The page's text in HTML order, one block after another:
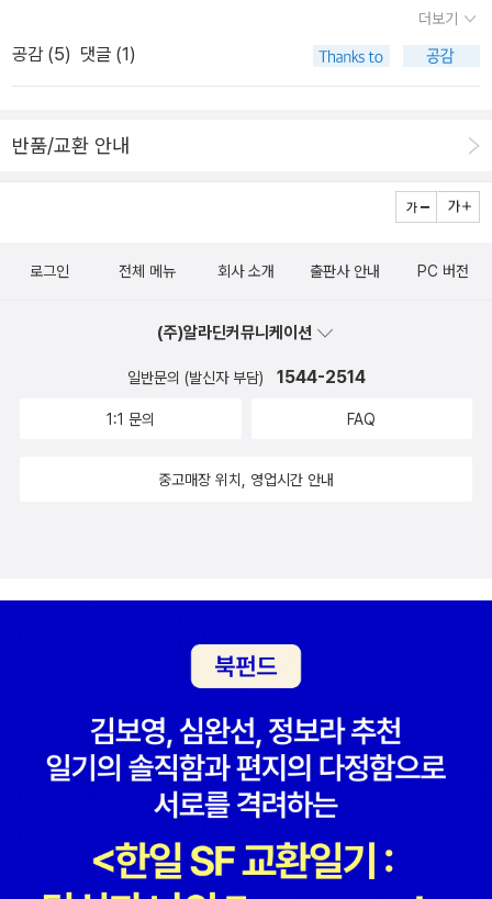
다시금 생각을 가다듬는 표정, 약간 자존심도 상한 듯. '내 생각에는
수박껍데기가 맞는 것 같은데?' * '오늘 동화 특강은 뭐야?''파블로
야.''걔는 뭔데?''파블로는 돼지야, 수퇘(돼)지.''여기 친구 베라도 있다
(돼)지도 아니고, 그냥 사람이야.''그럼 둘이 뭐해?''어, 어, 그건 동화
나 초등학교 1학년 때 처음 받았던 생활통지표(그때는 성적표가 아니
었다. 통지표였다)에 담임 선생님은 나의 뭘 보고 그런 평가를 내리셨
는지 모르겠는데, 내가 책 읽기를 싫어하는 것 같다고 쓰셨다. 솔직히
니는 또 뭐가 좋다고 읽으면서 깔깔대고 웃는 것인지 알 수가 없었다.
니 점수로 치자면 빵점을 맞은 거나 다름없으니 그것과 연관 짓다 보
파하며 격려해줘도 부족할 판에 생판 남도 아니고 뭐 하자는 건지 모
솔직히 그 무렵이 70년 대 초였고, TV가 흔한 시절이 아니었는데 그
읽었던 것이다.[1] 그러면서 내 통지표에 담임 선생님이 그런 평가 좀
게 도움이 되질 않는다고 생각했다. 사실 나 역시도 생애 첫 통지
리요 법인데 의문을 품었다간 오히려 반항하는 것처럼 보일 테니 그
럴 수도 없었다. 하지만 오랜 시간 나 자신을 두고 봤을 때 선생님 말
럼 빨리 읽지를 못하는 것이다. 아주 천천히 읽는 편인데 그것을 선생
님은 내가 책을 읽기를 싫어한다고 본 것 같았다. 책을 천천히 읽는 것
과 책을 싫어하는 것과는 다른 것인데 그때 선생님은 나를 좀 더 인내
하고 지켜봐 줄 수는 없었던 것일까? 아무튼 그런 담임 선생님의 평
가도 있었고, 언니의 조롱을 받고 나니 확실히 이 부분에서 은연중 열
등감을 느꼈던 것도 사실이다. 하지만 내가 지금 말할 수 있는 건 언니
의 문화 유산 답사기를 선물 받았다. 이로써 우리집에는 어른용 나의
문화 유산 답사기와 어린이를 위한 만화 나의 문화 유산 답사기를 모
하니 도착했다. 자음과 모음에서 보낸 것인데 내가 주문하지도 않았
뭐꼬? 했는데, 바로 이날 저녁 뒤늦게 당첨자가 발표됐다. 이벤트 응
모 사실도 모르다가 갑자기 닥쳐온 행운! 뭐 내 취향의 책은 아니었지
만 어쨌든 기분은 좋았다.^^ 5. 사실 이 무렵에 내가 가장 공을 들였던
데, 완간을 기념하며 알라딘에서 이벤트가 있었다. 기존에 썼던 리뷰
사였다. 나는 이전에 이 책에 대한 리뷰를 모두 썼다. 절반 이상은 포
토리뷰와 일반 리뷰로 나눠서 두개씩 써놓기도 했었다. 워낙 아끼고
다. 한달 정도 진행을 했는데 그 한달 사이 응모자가 나 하나였다. 주
다. 근데 달랑 3만원 받았다. 비룡소처럼 응모자가 하나였어도 약속
하면 주는 저 케이스! 나는 책이 나올 때마다 따로 구입해서 세트로 책
을 다시 살 일이 없었다. 당시 홈페이지에서 몇 가지 이벤트를 했는데
응모를 했고 선물로 저 상자를 받았다. 요렇게 생겼다!포장 상자마저
도 책 제목이 박혀 왔다. 상자가 아까워서 버리지도 못하고 베란다에
일단 모셔놓았다. ㅎㅎㅎ요리 생긴 상자다. 포스터도 같이 왔다.20권
의 마지막 장면이다. 역대 조선 왕들을 재위 순으로 죽 나열해 놓았
다. 뒷면은 왕실 가계도다. 양쪽 다 보고 싶으니 코팅해서 유리창에 붙
번역의 수작으로 '잘못 떨어진 먹물 한 방울-운영전'을 모델삼아 예스
러운 분위기도 살려 보려 하긴 했는데...차라리 완전히 현대적인 느낌
으로 경쾌하게 전달했었으면 어떨까 하는 생각도 든다. 약간 건조한
있으리라. 여기서는 세라라는 익숙한 이름대신 '사라'를 선택했다. 그
리고 사라에 대한 해석도 이전의 신데렐라형이라기 보다는 자기 스스
로 운명을 개척하려는 의지가 강한 인물로 해석했다. 그리고 강한 자
장해가는 과정이 드러나는 것이 매우 중요하다고 생각했다. 어려움에
인간의 자긍심과 문학의 예술적 기능을 모두 생각해보게 하는 부분이
었다. 사라는 문제가 없는 완벽한 아이가 아니었다. 그리고 항상 착한
니었다. 지극히 평범한 아이가 완전히 동떨어진 곳에서 자신을 지켜
공항에 내려선 성악가 조수미가 `어떤 고난이 닥쳐도 꿋꿋이 이겨내
위기를 살리기 위해 애를 썼는데....모두 독자가 판단할 몫이다. 앤서
니 브라운의 책은 얼마전에 작업한 작품.'걱정많은 빌리' 정도가 원제
이렇게 걱정이 많은 아이가 있다면 빌리가 사용한 방법을 배워보는
것도 괜찮을 듯.사실 아이들은 정말 걱정이 많다. 그 걱정많은 아이들
을 다독여 주는 것은 부모님과 어른들의 몫...하지만 정말 어른들도 어
오래된 인디언들의 전통적인 방법을 사용한다. 역시 상상력이 없으면
활용할 수 없는 방법. 빌리의 걱정을 대신해 주는 인형들이 등장한다.
더보기
공감 (5) 댓글 (1)
반품/교환 안내
로그인 전체 메뉴 회사 소개 출판사 안내 PC 버전
(주)알라딘커뮤니케이션
일반문의 (발신자 부담) 1544-2514
1:1 문의 FAQ
중고매장 위치, 영업시간 안내